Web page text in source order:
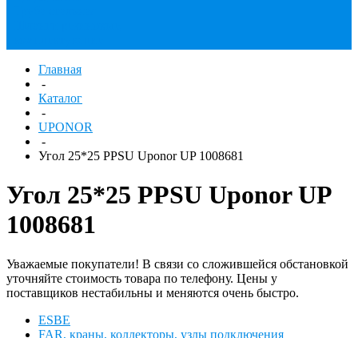
Главная
-
Каталог
-
UPONOR
-
Угол 25*25 PPSU Uponor UP 1008681
Угол 25*25 PPSU Uponor UP
1008681
Уважаемые покупатели! В связи со сложившейся обстановкой
уточняйте стоимость товара по телефону. Цены у
поставщиков нестабильны и меняются очень быстро.
ESBЕ
FAR, краны, коллекторы, узлы подключения